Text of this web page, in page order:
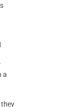
a
they